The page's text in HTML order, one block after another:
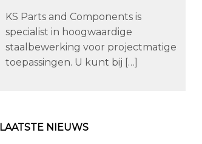
KS Parts and Components is
specialist in hoogwaardige
staalbewerking voor projectmatige
toepassingen. U kunt bij […]
LAATSTE NIEUWS